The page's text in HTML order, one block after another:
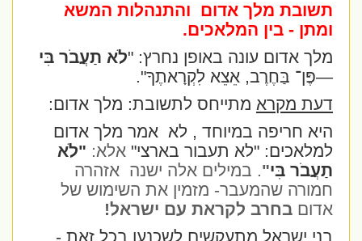
תשובת מלך אדום והתנהלות המשא
ומתן - בין המלאכים.
מלך אדום עונה באופן נחרץ: " לֹא תַעֲבֹר בִּי
—פֶּן־ בַּחֶרֶב, אֵצֵא לִקְרָאתֶךָ".
דעת מקראמתייחס לתשובת: מלך אדום:
היא חריפה במיוחד , לא אמר מלך אדום
למלאכים: "לא תעבור בארצי"אלא: "לֹא
תַעֲבֹר בִּי". במילים אלה ישנה אזהרה
חמורה שהמעבר- מזמין את השימוש של
אדוםבחרב לקראת עם ישראל!